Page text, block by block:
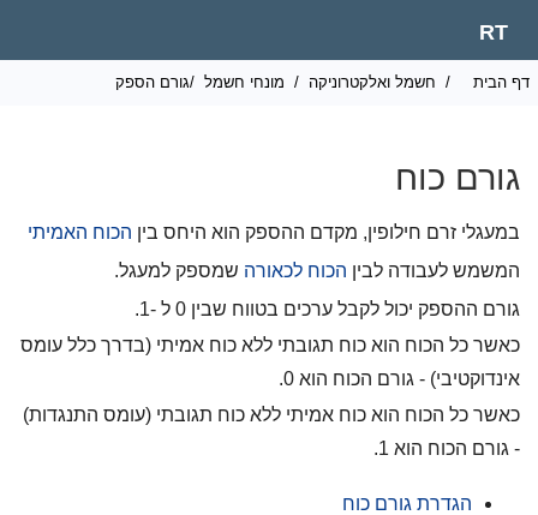
RT
הבית חשמל ואלקטרוניקה / מונחי חשמל /גורם הספק
גורם כוח
במעגלי זרם חילופין, מקדם ההספק הוא היחס ביןהכוח האמיתי
המשמש לעבודה לביןהכוח לכאורהשמספק למעגל.
גורם ההספק יכול לקבל ערכים בטווח שבין 0 ל -1.
כאשר כל הכוח הוא כוח תגובתי ללא כוח אמיתי (בדרך כלל עומס
אינדוקטיבי) - גורם הכוח הוא 0.
כאשר כל הכוח הוא כוח אמיתי ללא כוח תגובתי (עומס התנגדות)
- גורם הכוח הוא 1.
הגדרת גורם כוח